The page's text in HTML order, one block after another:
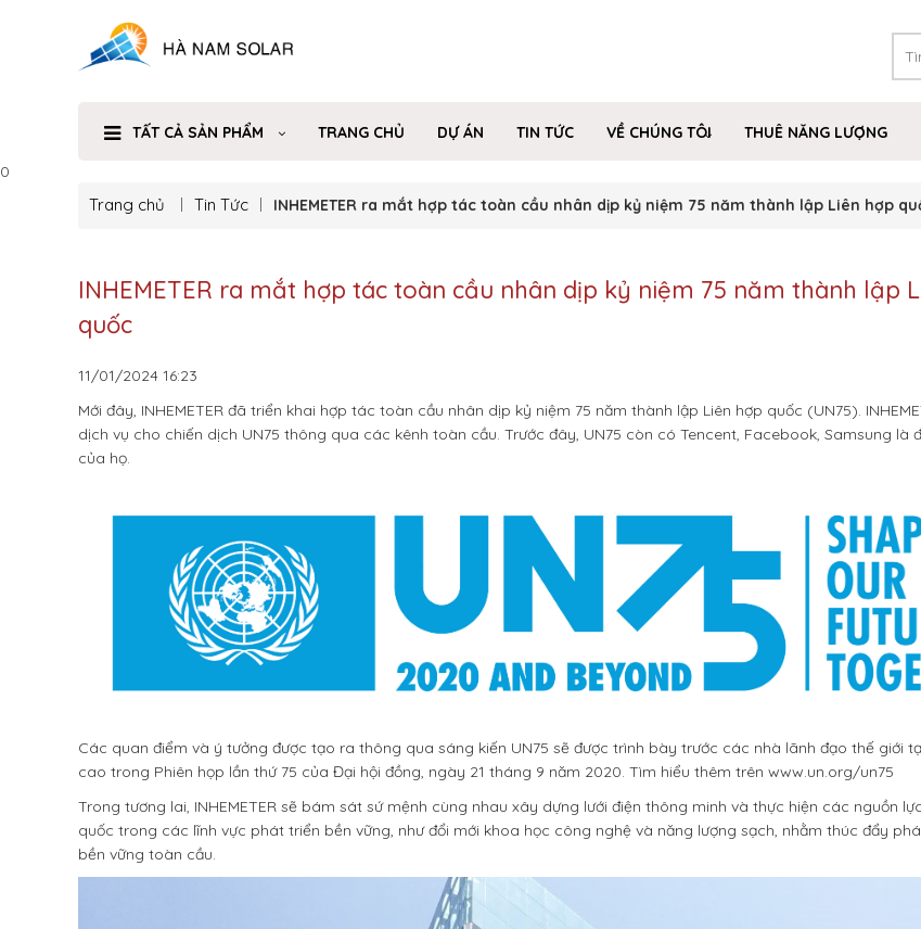
TẤT CẢ SẢN PHẨM TRANG CHỦ DỰ ÁN TIN TỨC VỀ CHÚNG TÔI THUÊ NĂNG LƯỢNG
0
Trang chủ Tin Tức INHEMETER ra mắt hợp tác toàn cầu nhân dịp kỷ niệm 75 năm thành lập Liên hợp
INHEMETER ra mắt hợp tác toàn cầu nhân dịp kỷ niệm 75 năm thành lập
quốc
11/01/2024 16:23
Mới đây, INHEMETER đã triển khai hợp tác toàn cầu nhân dịp kỷ niệm 75 năm thành lập Liên hợp quốc (UN75).
dịch vụ cho chiến dịch UN75 thông qua các kênh toàn cầu. Trước đây, UN75 còn có Tencent, Facebook, Samsung là
của họ.
Các quan điểm và ý tưởng được tạo ra thông qua sáng kiến UN75 sẽ được trình bày trước các nhà lãnh đạo thế giới
cao trong Phiên họp lần thứ 75 của Đại hội đồng, ngày 21 tháng 9 năm 2020. Tìm hiểu thêm trên www.un.org/un75
Trong tương lai, INHEMETER sẽ bám sát sứ mệnh cùng nhau xây dựng lưới điện thông minh và thực hiện các nguồn
quốc trong các lĩnh vực phát triển bền vững, như đổi mới khoa học công nghệ và năng lượng sạch, nhằm thúc đẩy
bền vững toàn cầu.